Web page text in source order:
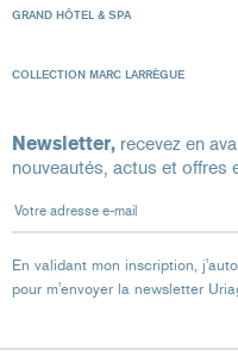
GRAND HÔTEL & SPA
COLLECTION MARC LARRÈGUE
Newsletter, recevez en
nouveautés, actus et offres
Votre adresse e-mail
En validant mon inscription,
pour m'envoyer la newsletter